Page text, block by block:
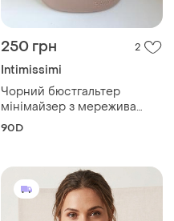
Чорний бюстгальтер
мінімайзер з мережива
intimissimi 90d на кісточках
з м'якою чашкою
90D